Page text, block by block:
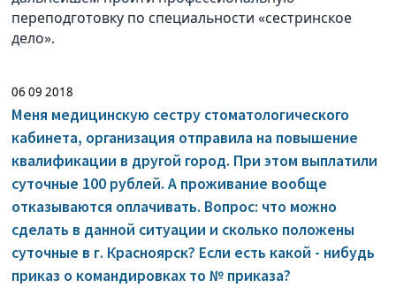
переподготовку по специальности «сестринское
дело».
06 09 2018
Меня медицинскую сестру стоматологического
кабинета, организация отправила на повышение
квалификации в другой город. При этом выплатили
суточные 100 рублей. А проживание вообще
отказываются оплачивать. Вопрос: что можно
сделать в данной ситуации и сколько положены
суточные в г. Красноярск? Если есть какой - нибудь
приказ о командировках то № приказа?